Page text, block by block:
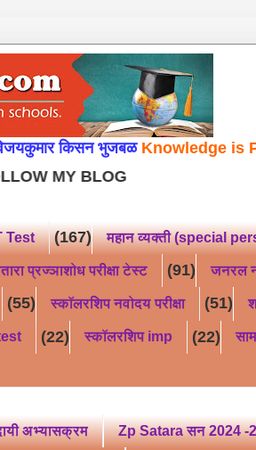
भुजबळKnowledge is Power या
साईट * FOLLOW MY BLOG
Test (167) महान व्यक्ती (special
प्रज्ञाशोध परीक्षा टेस्ट (91) जनरल
(55) स्कॉलरशिप नवोदय परीक्षा (51)
(22) स्कॉलरशिप imp (22)
अभ्यासक्रम Zp Satara सन 2024 -